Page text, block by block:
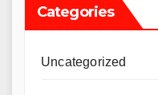
Categories
Uncategorized